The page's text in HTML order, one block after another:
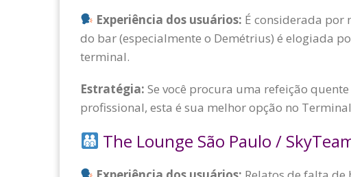
Experiência dos usuários: É considerada por
do bar (especialmente o Demétrius) é elogiada
terminal.
Estratégia: Se você procura uma refeição
profissional, esta é sua melhor opção no
The Lounge São Paulo /